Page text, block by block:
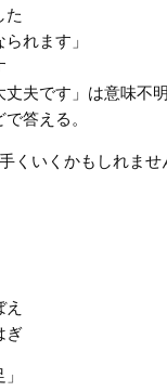
た
れます」
丈夫です」は意味不明
答える。
くいくかもしれませ
ぎ